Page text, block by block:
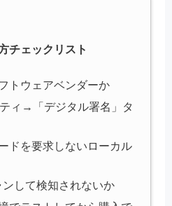
チェックリスト
トウェアベンダーか
ィ→「デジタル署名」タ
ドを要求しないローカル
して検知されないか